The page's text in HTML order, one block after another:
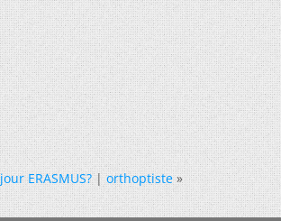
ERASMUS?|orthoptiste »